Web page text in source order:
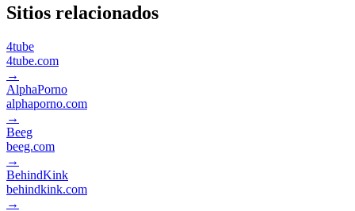
Sitios relacionados
4tube
4tube.com
→
AlphaPorno
alphaporno.com
→
Beeg
beeg.com
→
BehindKink
behindkink.com
→